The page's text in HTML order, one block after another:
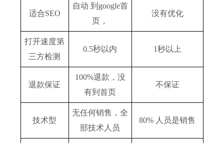
适合SEO
自动 到google首
页，
没有优化
打开速度第
三方检测
0.5秒以内 1秒以上
退款保证
100%退款，没
有到首页
不保证
技术型
无任何销售，全
部技术人员
80% 人员是销售